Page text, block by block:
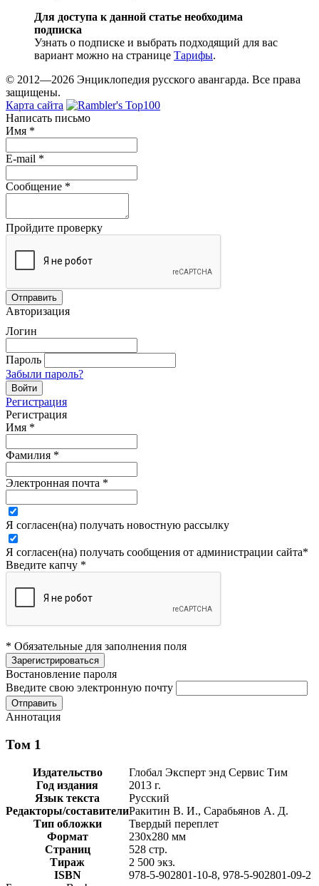
Для доступа к данной статье необходима
подписка
Узнать о подписке и выбрать подходящий для вас
вариант можно на странице Тарифы.
© 2012—2026 Энциклопедия русского авангарда. Все права
защищены.
Карта сайта
Написать письмо
Имя *
E-mail *
Сообщение *
Пройдите проверку
Авторизация
Логин
Пароль
Забыли пароль?
Регистрация
Регистрация
Имя *
Фамилия *
Электронная почта *
Я согласен(на) получать новостную рассылку
Я согласен(на) получать сообщения от администрации сайта*
Введите капчу *
* Обязательные для заполнения поля
Востановление пароля
Введите свою электронную почту
Аннотация
Том 1
Издательство
Глобал Эксперт энд Сервис Тим
Год издания
2013 г.
Язык текста
Русский
Редакторы/составителиРакитин В. И., Сарабьянов А. Д.
Тип обложки
Твердый переплет
Формат
230х280 мм
Страниц
528 стр.
Тираж
2 500 экз.
ISBN
978-5-902801-10-8, 978-5-902801-09-2